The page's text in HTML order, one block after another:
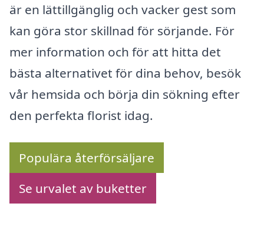
är en lättillgänglig och vacker gest som
kan göra stor skillnad för sörjande. För
mer information och för att hitta det
bästa alternativet för dina behov, besök
vår hemsida och börja din sökning efter
den perfekta florist idag.
Populära återförsäljare
Se urvalet av buketter